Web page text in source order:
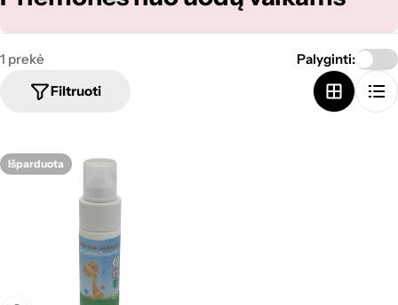
a
t
r
1 prekė
Filtruoti
Palyginti:
Išparduota